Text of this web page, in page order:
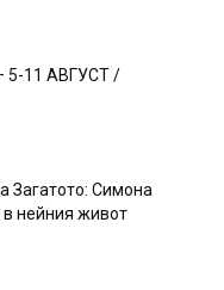
11 АВГУСТ /
Загатото: Симона
нейния живот